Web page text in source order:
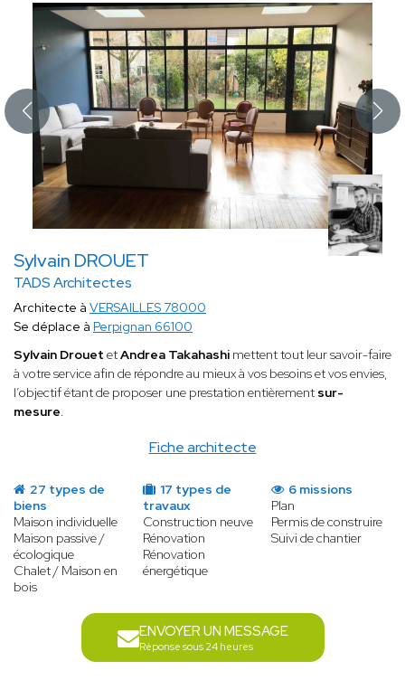
Sylvain DROUET
TADS Architectes
Fiche architecte
Architecte à VERSAILLES 78000
Se déplace à Perpignan 66100
Sylvain Drouet etAndrea Takahashi mettent tout leur savoir-faire
à votre service afin de répondre au mieux à vos besoins et vos envies,
l’objectif étant de proposer une prestation entièrement sur-
mesure.
27 types de
biens
Maison individuelle
Maison passive /
écologique
Chalet / Maison en
bois
17 types de
travaux
Construction neuve
Rénovation
Rénovation
énergétique
6 missions
Plan
Permis de construire
Suivi de chantier
ENVOYER UN MESSAGE
Réponse sous 24 heures